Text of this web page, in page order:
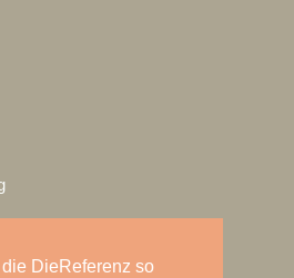
DieReferenz so